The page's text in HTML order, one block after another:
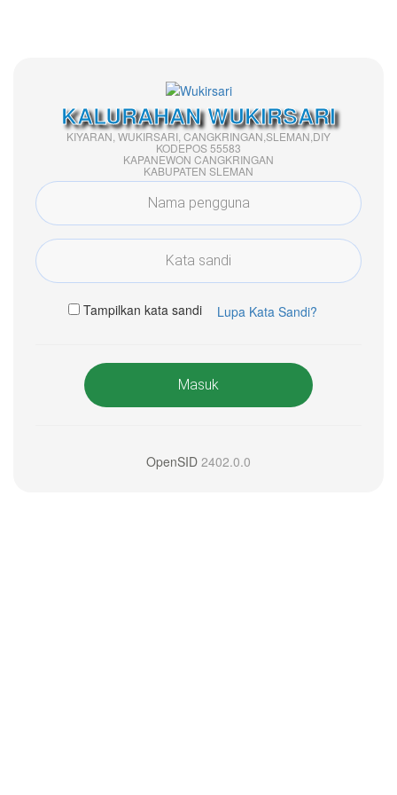
KALURAHAN WUKIRSARI
KIYARAN, WUKIRSARI, CANGKRINGAN,SLEMAN,DIY
KODEPOS 55583
KAPANEWON CANGKRINGAN
KABUPATEN SLEMAN
Tampilkan kata sandi Lupa Kata Sandi?
Masuk
OpenSID 2402.0.0